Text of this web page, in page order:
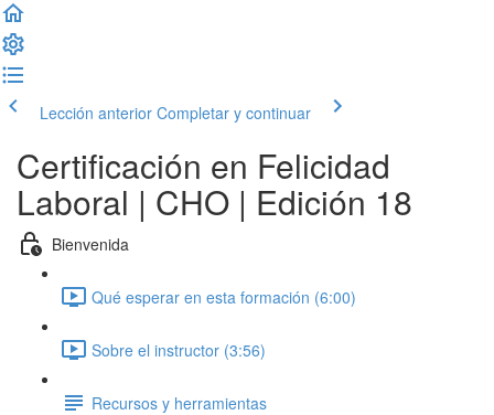
Lección anterior Completar y continuar
Certificación en Felicidad
Laboral | CHO | Edición 18
Bienvenida
Qué esperar en esta formación (6:00)
Sobre el instructor (3:56)
Recursos y herramientas